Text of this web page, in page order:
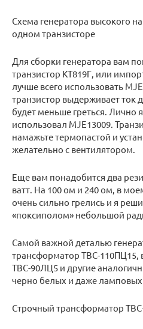
Схема генератора высокого
одном транзисторе
Для сборки генератора вам
транзистор КТ819Г, или
лучше всего использовать
транзистор выдерживает ток
будет меньше греться. Лично
использовал MJE13009.
намажьте термопастой и
желательно с вентилятором.
Еще вам понадобится два
ватт. На 100 ом и 240 ом, в
очень сильно грелись и я
«поксиполом» небольшой
Самой важной деталью
трансформатор ТВС-110ПЦ15,
ТВС-90ЛЦ5 и другие
черно белых и даже ламповых
Строчный трансформатор